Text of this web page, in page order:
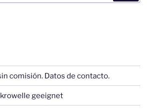
comisión. Datos de contacto.
geeignet